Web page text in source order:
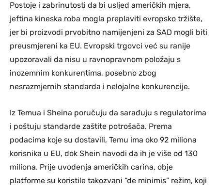
Postoje i zabrinutosti da bi usljed američkih mjera,
jeftina kineska roba mogla preplaviti evropsko tržište,
jer bi proizvodi prvobitno namijenjeni za SAD mogli biti
preusmjereni ka EU. Evropski trgovci već su ranije
upozoravali da nisu u ravnopravnom položaju s
inozemnim konkurentima, posebno zbog
nesrazmjernih standarda i nelojalne konkurencije.
Iz Temua i Sheina poručuju da sarađuju s regulatorima
i poštuju standarde zaštite potrošača. Prema
podacima koje su dostavili, Temu ima oko 92 miliona
korisnika u EU, dok Shein navodi da ih je više od 130
miliona. Prije uvođenja američkih carina, obje
platforme su koristile takozvani “de minimis” režim, koji